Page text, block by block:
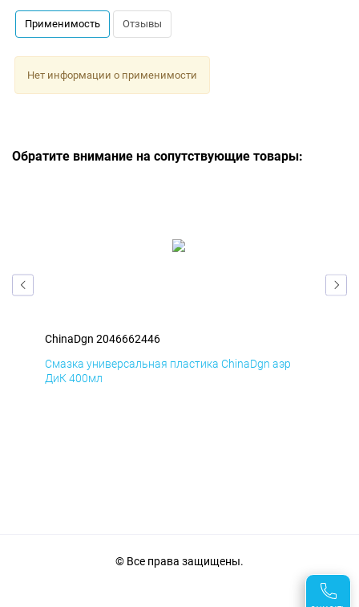
Применимость Отзывы
Нет информации о применимости
Обратите внимание на сопутствующие товары:
ChinaDgn 2046662446
Смазка универсальная пластика ChinaDgn аэр
ДиК 400мл
© Все права защищены.